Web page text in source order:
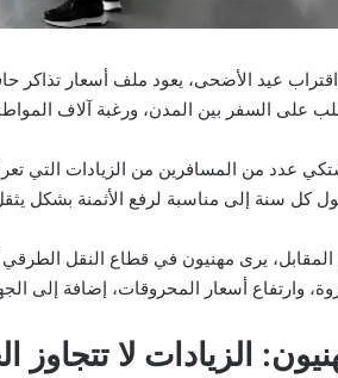
عيد الأضحى، يعود ملف أسعار تذاكر
على السفر بين المدن، ورغبة آلاف
عدد من المسافرين من الزيادات التي
كل سنة إلى مناسبة لرفع الأثمنة بشكل
يرى مهنيون في قطاع النقل
وارتفاع أسعار المحروقات، إضافة إلى
الزيادات لا تتجاوز